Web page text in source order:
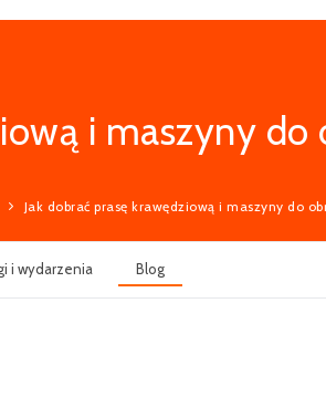
i maszyny do
Jak dobrać prasę krawędziową i maszyny do
i wydarzenia Blog